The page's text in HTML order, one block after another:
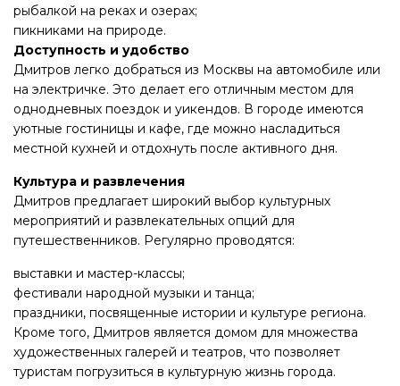
рыбалкой на реках и озерах;
пикниками на природе.
Доступность и удобство
Дмитров легко добраться из Москвы на автомобиле или
на электричке. Это делает его отличным местом для
однодневных поездок и уикендов. В городе имеются
уютные гостиницы и кафе, где можно насладиться
местной кухней и отдохнуть после активного дня.
Культура и развлечения
Дмитров предлагает широкий выбор культурных
мероприятий и развлекательных опций для
путешественников. Регулярно проводятся:
выставки и мастер-классы;
фестивали народной музыки и танца;
праздники, посвященные истории и культуре региона.
Кроме того, Дмитров является домом для множества
художественных галерей и театров, что позволяет
туристам погрузиться в культурную жизнь города.